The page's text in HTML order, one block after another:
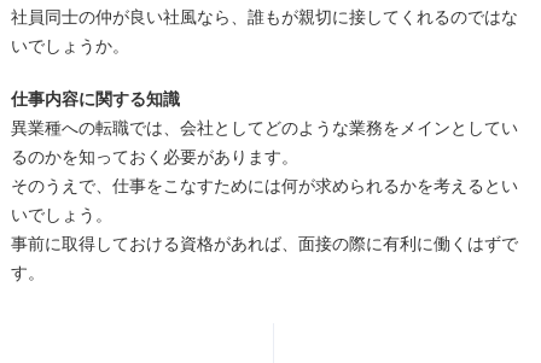
社員同士の仲が良い社風なら、誰もが親切に接してくれるのではな
いでしょうか。
仕事内容に関する知識
異業種への転職では、会社としてどのような業務をメインとしてい
るのかを知っておく必要があります。
そのうえで、仕事をこなすためには何が求められるかを考えるとい
いでしょう。
事前に取得しておける資格があれば、面接の際に有利に働くはずで
す。